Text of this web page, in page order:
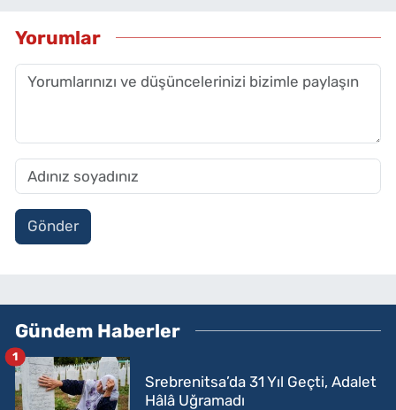
Yorumlar
Gönder
Gündem Haberler
Srebrenitsa’da 31 Yıl Geçti, Adalet
Hâlâ Uğramadı
1